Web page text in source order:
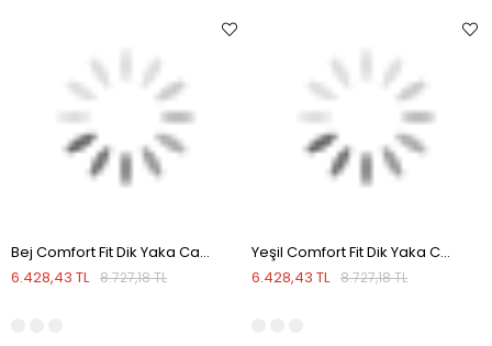
Bej Comfort Fit Dik Yaka Casual Mont
6.428,43 TL 8.727,18 TL
Yeşil Comfort Fit Dik Yaka Casual Mont
6.428,43 TL 8.727,18 TL